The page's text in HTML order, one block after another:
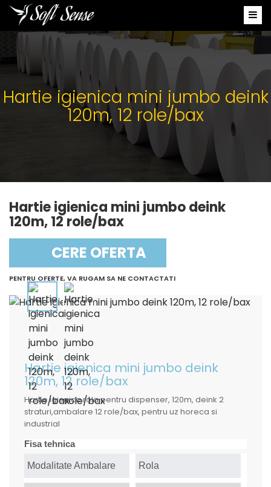
Hartie igienica mini jumbo deink
120m, 12 role/bax
Hartie igienica mini jumbo deink
120m, 12 role/bax
CERE OFERTA
PENTRU OFERTE, VA RUGAM SA NE CONTACTATI
Hartie igienica mini jumbo deink
120m, 12 role/bax
Hartie igienica rola pentru dispenser, 120m, deink 2
straturi,ambalare 12 role/bax, pentru uz horeca si
industrial
Fisa tehnica
Modalitate Ambalare Rola